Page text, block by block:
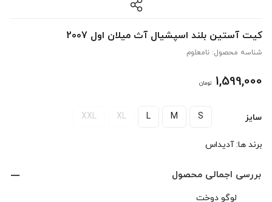
کیت آستین بلند اسپشیال آث میلان اول 2007
شناسه محصول: نامعلوم
1,599,000 تومان
سایز S
M
L
XL
XXL
برند ها:آدیداس
بررسی اجمالی محصول
لوگو دوخت